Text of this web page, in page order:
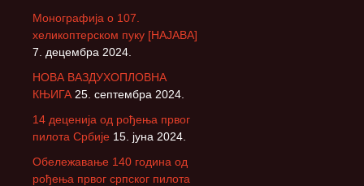
Монографија о 107.
хеликоптерском пуку [НАЈАВА]
7. децембра 2024.
НОВА ВАЗДУХОПЛОВНА
КЊИГА 25. септембра 2024.
14 деценија од рођења првог
пилота Србије 15. јуна 2024.
Обележавање 140 година од
рођења првог српског пилота